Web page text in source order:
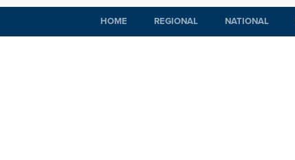
HOME REGIONAL NATIONAL